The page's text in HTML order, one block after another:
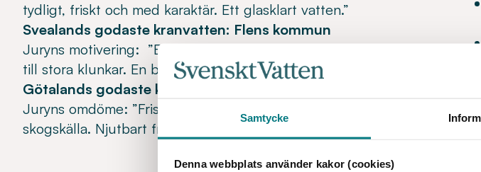
Samtycke
Denna webbplats använder kakor (cookies)
tydligt, friskt och med karaktär. Ett glasklart vatten.”
Svealands godaste kranvatten: Flens kommun
Juryns motivering: ”Ett vatten med en spröd, fin ton och som bjuder in
till stora klunkar. En briljant törstsläckare.”
Götalands godaste kranvatten: Ulricehamns kommun
Juryns omdöme: ”Friskt och svalkande klart som ur djupet av en
skogskälla. Njutbart från första klunken.”